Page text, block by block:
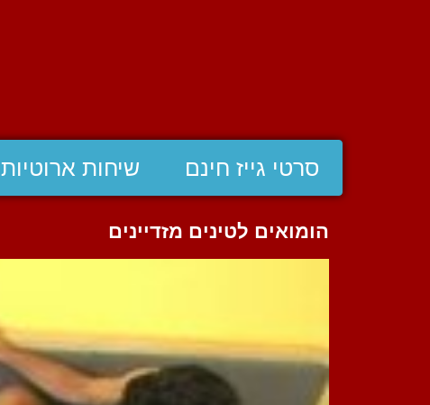
סרטי גייז חינם שיחות ארוטיות
הומואים לטינים מזדיינים